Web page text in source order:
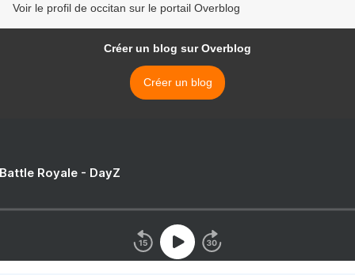
Voir le profil de occitan sur le portail Overblog
Créer un blog sur Overblog
Créer un blog
Royale - DayZ